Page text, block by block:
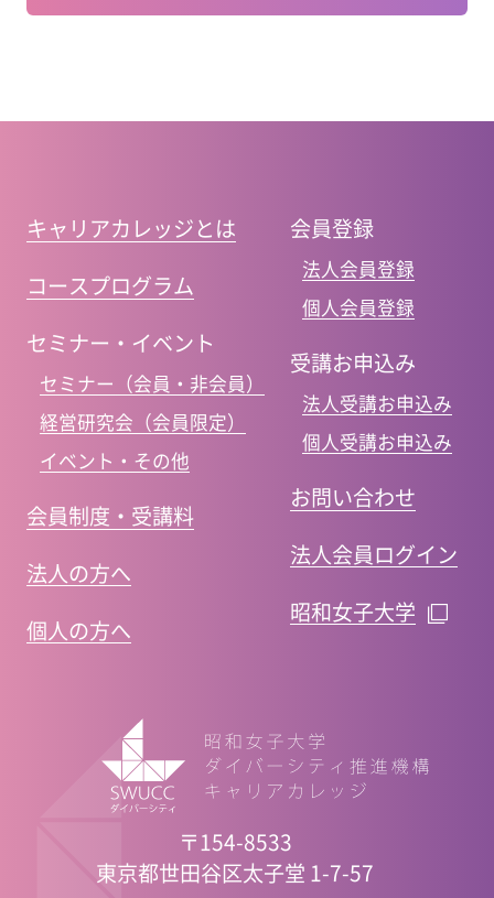
〒154-8533
東京都世田谷区太子堂 1-7-57
キャリアカレッジとは
コースプログラム
セミナー・イベント
セミナー（会員・非会員）
経営研究会（会員限定）
イベント・その他
会員制度・受講料
法人の方へ
個人の方へ
会員登録
法人会員登録
個人会員登録
受講お申込み
法人受講お申込み
個人受講お申込み
お問い合わせ
法人会員ログイン
昭和女子大学